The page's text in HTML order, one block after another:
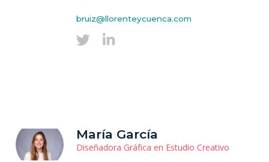
bruiz@llorenteycuenca.com
María García
Diseñadora Gráfica en Estudio Creativo